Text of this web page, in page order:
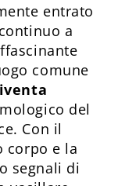
entrato
a
comune
del
Con il
corpo e la
segnali di